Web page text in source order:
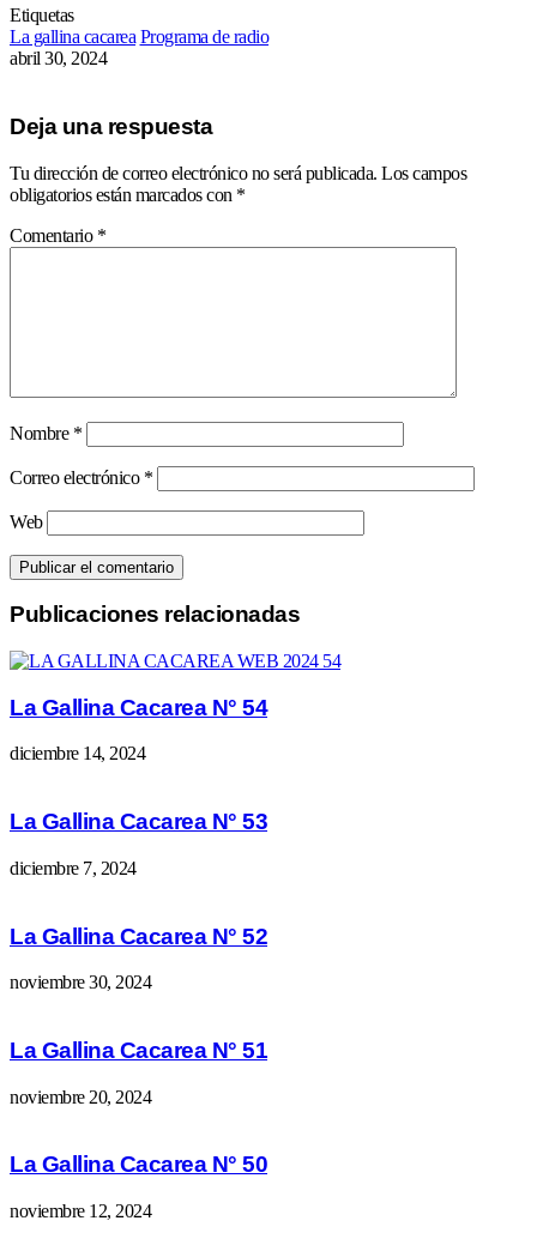
Etiquetas
La gallina cacarea Programa de radio
abril 30, 2024
Deja una respuesta
Tu dirección de correo electrónico no será publicada. Los campos
obligatorios están marcados con *
Comentario *
Nombre *
Correo electrónico *
Web
Publicaciones relacionadas
La Gallina Cacarea N° 54
diciembre 14, 2024
La Gallina Cacarea N° 53
diciembre 7, 2024
La Gallina Cacarea N° 52
noviembre 30, 2024
La Gallina Cacarea N° 51
noviembre 20, 2024
La Gallina Cacarea N° 50
noviembre 12, 2024